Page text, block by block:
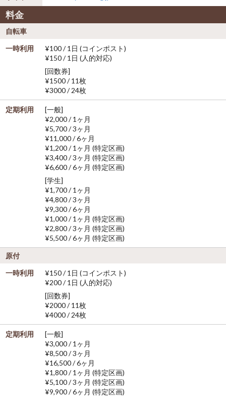
料金
自転車
一時利用
¥100 / 1日 (コインポスト)
¥150 / 1日 (人的対応)
[回数券]
¥1500 / 11枚
¥3000 / 24枚
定期利用
[一般]
¥2,000 / 1ヶ月
¥5,700 / 3ヶ月
¥11,000 / 6ヶ月
¥1,200 / 1ヶ月 (特定区画)
¥3,400 / 3ヶ月 (特定区画)
¥6,600 / 6ヶ月 (特定区画)
[学生]
¥1,700 / 1ヶ月
¥4,800 / 3ヶ月
¥9,300 / 6ヶ月
¥1,000 / 1ヶ月 (特定区画)
¥2,800 / 3ヶ月 (特定区画)
¥5,500 / 6ヶ月 (特定区画)
原付
一時利用
¥150 / 1日 (コインポスト)
¥200 / 1日 (人的対応)
[回数券]
¥2000 / 11枚
¥4000 / 24枚
定期利用
[一般]
¥3,000 / 1ヶ月
¥8,500 / 3ヶ月
¥16,500 / 6ヶ月
¥1,800 / 1ヶ月 (特定区画)
¥5,100 / 3ヶ月 (特定区画)
¥9,900 / 6ヶ月 (特定区画)